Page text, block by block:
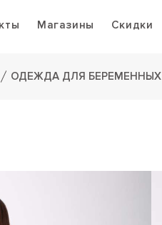
Магазины Скидки
ОДЕЖДА ДЛЯ БЕРЕМЕННЫХ